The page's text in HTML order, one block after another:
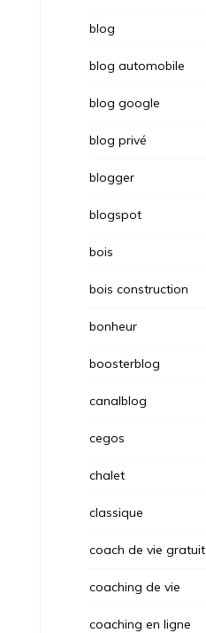
blog
blog automobile
blog google
blog privé
blogger
blogspot
bois
bois construction
bonheur
boosterblog
canalblog
cegos
chalet
classique
coach de vie gratuit
coaching de vie
coaching en ligne